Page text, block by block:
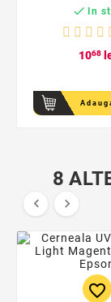
 In
1068
8
 
favorite_border